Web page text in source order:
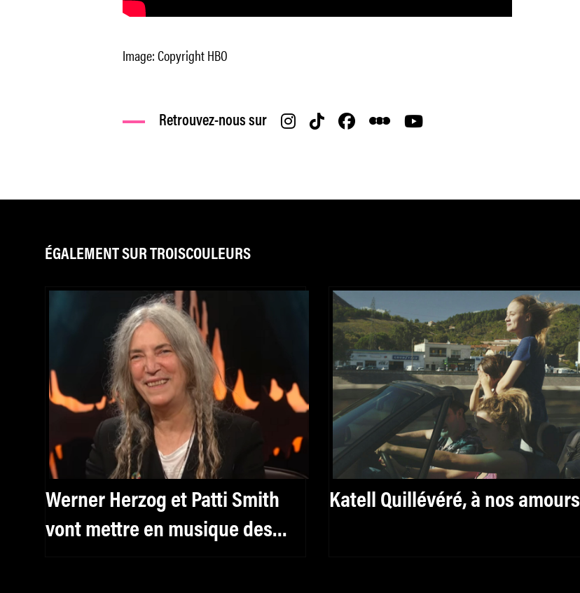
Image: Copyright HBO
Retrouvez-nous sur
ÉGALEMENT SUR TROISCOULEURS
Werner Herzog et Patti Smith
vont mettre en musique des
Katell Quillévéré, à nos amours